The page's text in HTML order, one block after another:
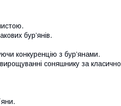
бур’янів.
конкуренцію з бур’янами.
соняшнику за